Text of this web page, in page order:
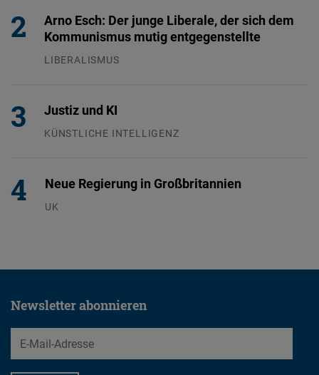
Arno Esch: Der junge Liberale, der sich dem
Kommunismus mutig entgegenstellte
LIBERALISMUS
Justiz und KI
KÜNSTLICHE INTELLIGENZ
Neue Regierung in Großbritannien
UK
Newsletter abonnieren
EMail